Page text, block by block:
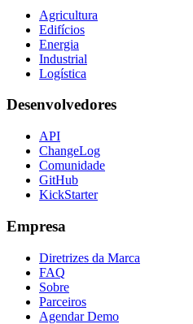
Agricultura
Edifícios
Energia
Industrial
Logística
Desenvolvedores
API
ChangeLog
Comunidade
GitHub
KickStarter
Empresa
Diretrizes da Marca
FAQ
Sobre
Parceiros
Agendar Demo